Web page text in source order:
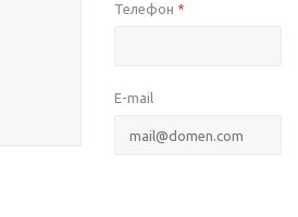
Телефон *
E-mail